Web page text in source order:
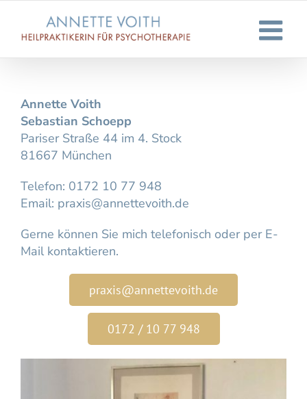
springen
Annette Voith
Sebastian Schoepp
Pariser Straße 44 im 4. Stock
81667 München
Telefon: 0172 10 77 948
Email: praxis@annettevoith.de
Gerne können Sie mich telefonisch oder per E-
Mail kontaktieren.
praxis@annettevoith.de
0172 / 10 77 948